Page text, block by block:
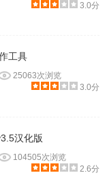
3.0分
工具
25063次浏览
3.0分
汉化版
104505次浏览
2.6分